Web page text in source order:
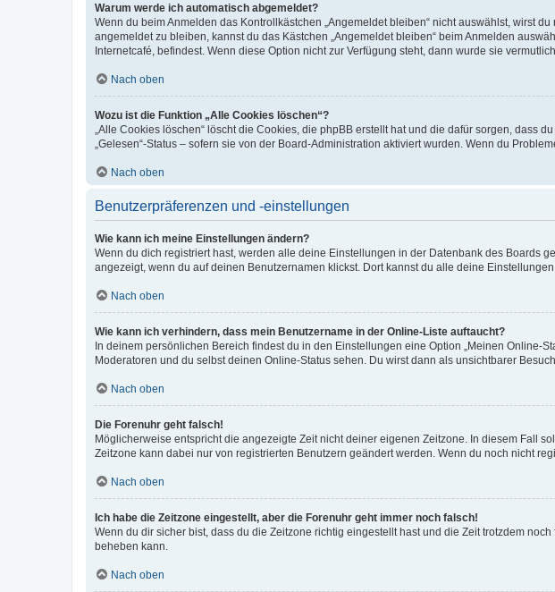
Warum werde ich automatisch abgemeldet?
Wenn du beim Anmelden das Kontrollkästchen „Angemeldet bleiben“ nicht auswählst, wirst
angemeldet zu bleiben, kannst du das Kästchen „Angemeldet bleiben“ beim Anmelden
Internetcafé, befindest. Wenn diese Option nicht zur Verfügung steht, dann wurde sie
Nach oben
Wozu ist die Funktion „Alle Cookies löschen“?
„Alle Cookies löschen“ löscht die Cookies, die phpBB erstellt hat und die dafür sorgen,
„Gelesen“-Status – sofern sie von der Board-Administration aktiviert wurden. Wenn du
Nach oben
Benutzerpräferenzen und -einstellungen
Wie kann ich meine Einstellungen ändern?
Wenn du dich registriert hast, werden alle deine Einstellungen in der Datenbank des Boards
angezeigt, wenn du auf deinen Benutzernamen klickst. Dort kannst du alle deine Einstellungen
Nach oben
Wie kann ich verhindern, dass mein Benutzername in der Online-Liste auftaucht?
In deinem persönlichen Bereich findest du in den Einstellungen eine Option „Meinen Online-
Moderatoren und du selbst deinen Online-Status sehen. Du wirst dann als unsichtbarer
Nach oben
Die Forenuhr geht falsch!
Möglicherweise entspricht die angezeigte Zeit nicht deiner eigenen Zeitzone. In diesem Fall
Zeitzone kann dabei nur von registrierten Benutzern geändert werden. Wenn du noch nicht
Nach oben
Ich habe die Zeitzone eingestellt, aber die Forenuhr geht immer noch falsch!
Wenn du dir sicher bist, dass du die Zeitzone richtig eingestellt hast und die Zeit trotzdem
beheben kann.
Nach oben